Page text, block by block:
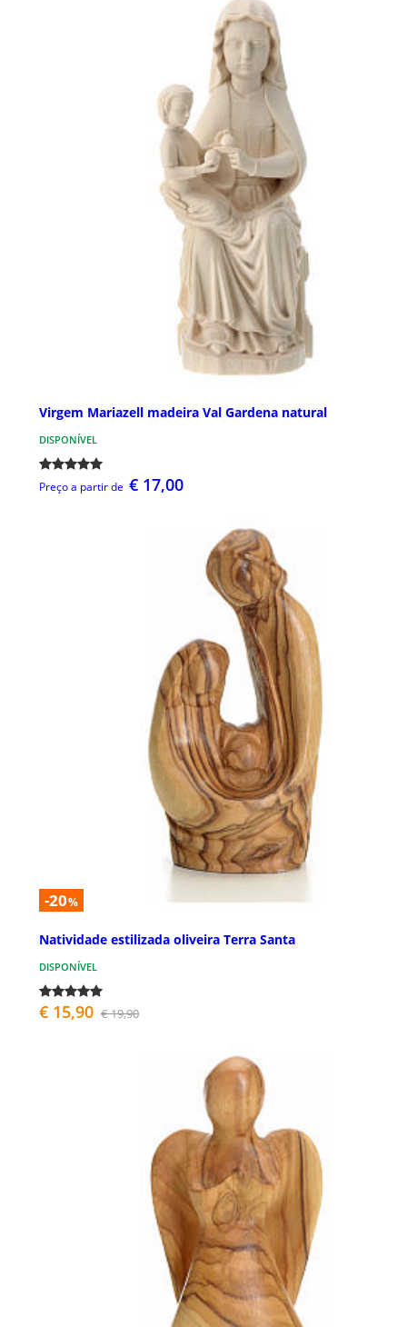
Virgem Mariazell madeira Val Gardena natural
DISPONÍVEL
Preço a partir de € 17,00
-20%
Natividade estilizada oliveira Terra Santa
DISPONÍVEL
€ 15,90 € 19,90